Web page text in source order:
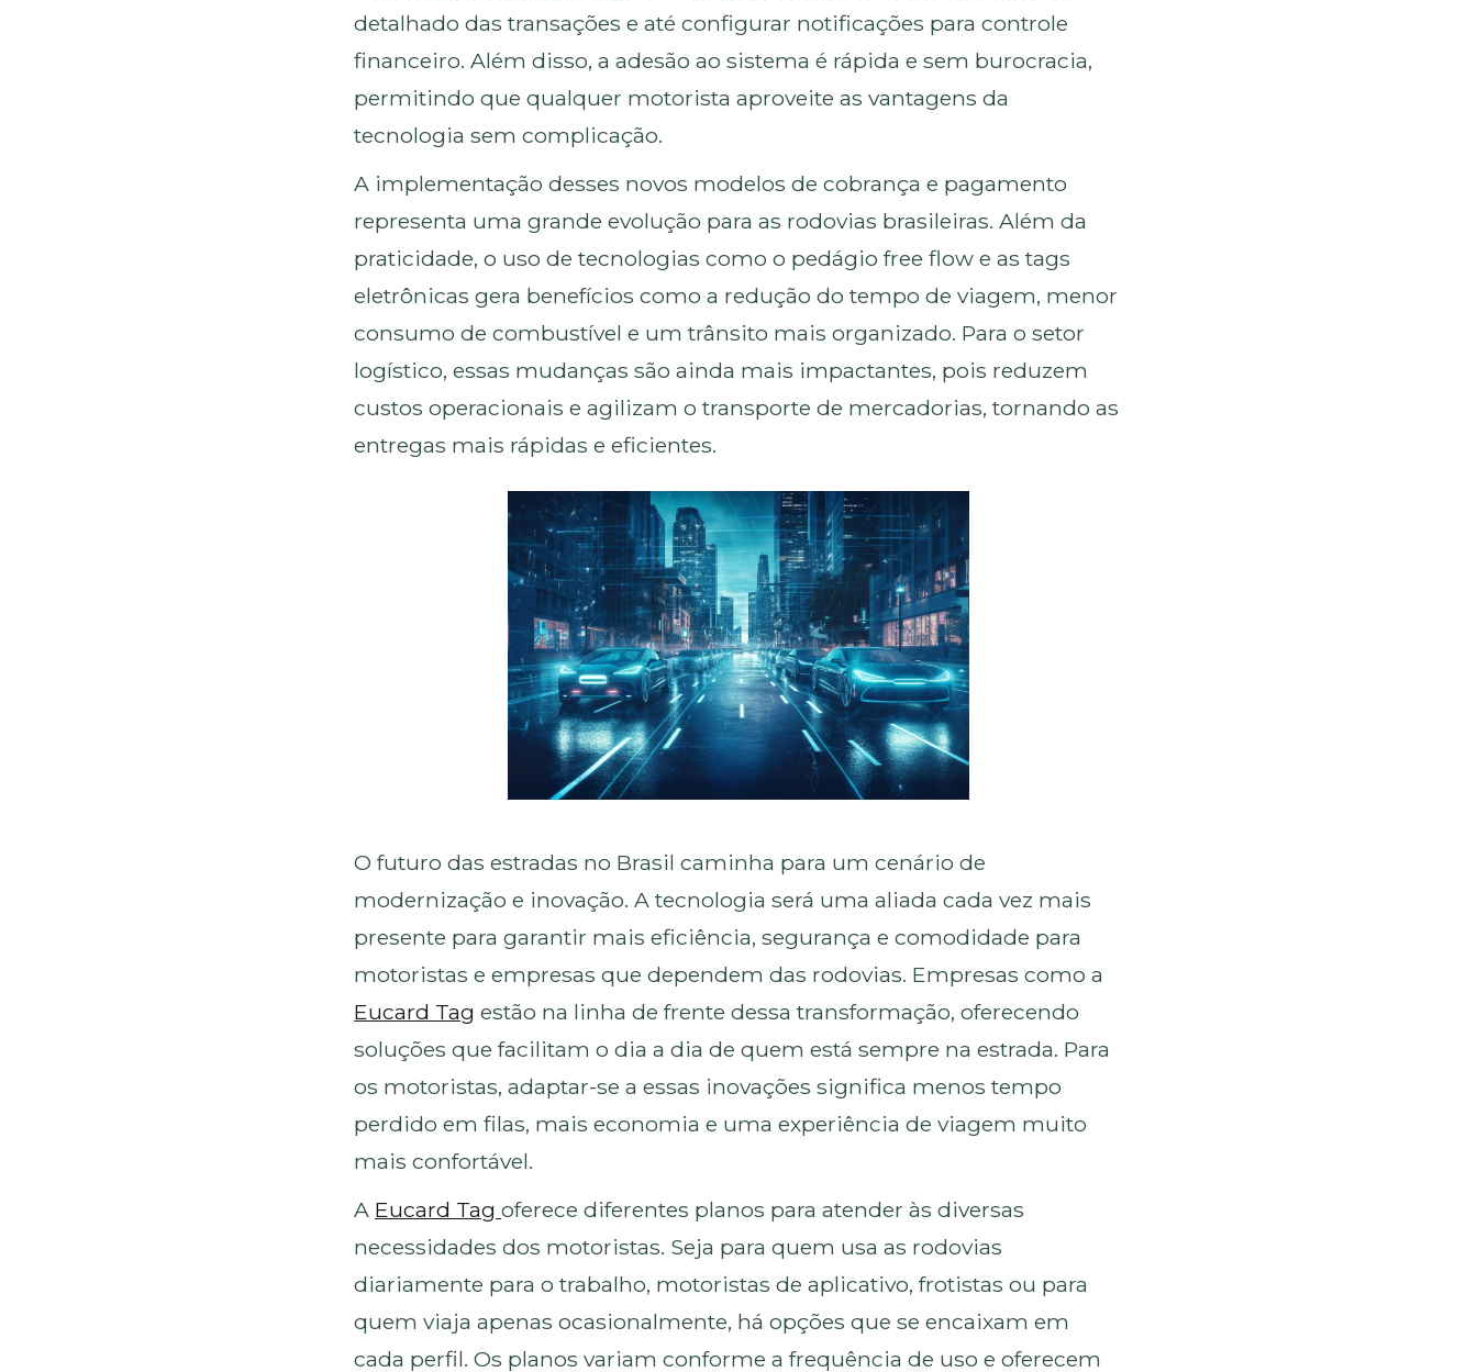
detalhado das transações e até configurar notificações para controle
financeiro. Além disso, a adesão ao sistema é rápida e sem burocracia,
permitindo que qualquer motorista aproveite as vantagens da
tecnologia sem complicação.
A implementação desses novos modelos de cobrança e pagamento
representa uma grande evolução para as rodovias brasileiras. Além da
praticidade, o uso de tecnologias como o pedágio free flow e as tags
eletrônicas gera benefícios como a redução do tempo de viagem, menor
consumo de combustível e um trânsito mais organizado. Para o setor
logístico, essas mudanças são ainda mais impactantes, pois reduzem
custos operacionais e agilizam o transporte de mercadorias, tornando as
entregas mais rápidas e eficientes.
O futuro das estradas no Brasil caminha para um cenário de
modernização e inovação. A tecnologia será uma aliada cada vez mais
presente para garantir mais eficiência, segurança e comodidade para
motoristas e empresas que dependem das rodovias. Empresas como a
Eucard Tag estão na linha de frente dessa transformação, oferecendo
soluções que facilitam o dia a dia de quem está sempre na estrada. Para
os motoristas, adaptar-se a essas inovações significa menos tempo
perdido em filas, mais economia e uma experiência de viagem muito
mais confortável.
A Eucard Tag oferece diferentes planos para atender às diversas
necessidades dos motoristas. Seja para quem usa as rodovias
diariamente para o trabalho, motoristas de aplicativo, frotistas ou para
quem viaja apenas ocasionalmente, há opções que se encaixam em
cada perfil. Os planos variam conforme a frequência de uso e oferecem